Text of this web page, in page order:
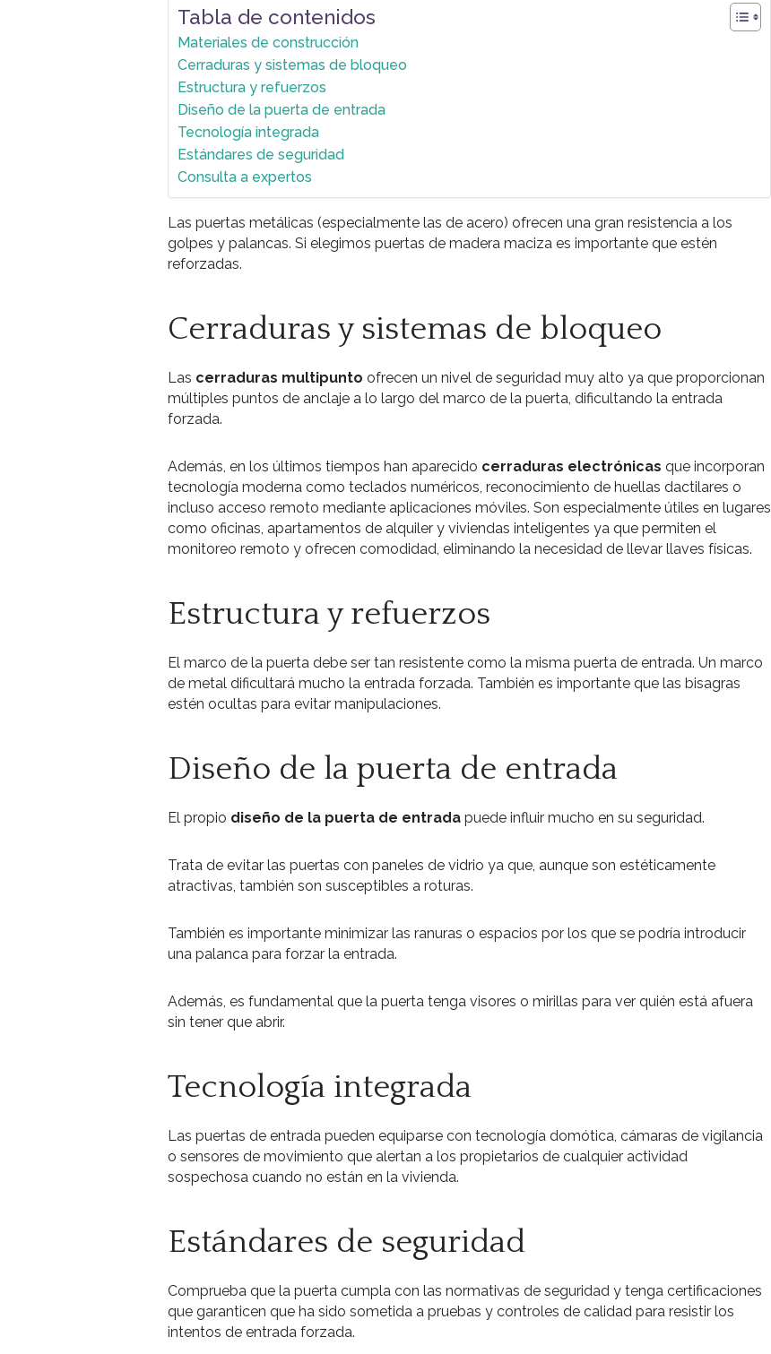
Tabla de contenidos
Materiales de construcción
Cerraduras y sistemas de bloqueo
Estructura y refuerzos
Diseño de la puerta de entrada
Tecnología integrada
Estándares de seguridad
Consulta a expertos
Las puertas metálicas (especialmente las de acero) ofrecen una gran resistencia a los
golpes y palancas. Si elegimos puertas de madera maciza es importante que estén
reforzadas.
Cerraduras y sistemas de bloqueo
Las cerraduras multipunto ofrecen un nivel de seguridad muy alto ya que proporcionan
múltiples puntos de anclaje a lo largo del marco de la puerta, dificultando la entrada
forzada.
Además, en los últimos tiempos han aparecido cerraduras electrónicas que incorporan
tecnología moderna como teclados numéricos, reconocimiento de huellas dactilares o
incluso acceso remoto mediante aplicaciones móviles. Son especialmente útiles en lugares
como oficinas, apartamentos de alquiler y viviendas inteligentes ya que permiten el
monitoreo remoto y ofrecen comodidad, eliminando la necesidad de llevar llaves físicas.
Estructura y refuerzos
El marco de la puerta debe ser tan resistente como la misma puerta de entrada. Un marco
de metal dificultará mucho la entrada forzada. También es importante que las bisagras
estén ocultas para evitar manipulaciones.
Diseño de la puerta de entrada
El propio diseño de la puerta de entrada puede influir mucho en su seguridad.
Trata de evitar las puertas con paneles de vidrio ya que, aunque son estéticamente
atractivas, también son susceptibles a roturas.
También es importante minimizar las ranuras o espacios por los que se podría introducir
una palanca para forzar la entrada.
Además, es fundamental que la puerta tenga visores o mirillas para ver quién está afuera
sin tener que abrir.
Tecnología integrada
Las puertas de entrada pueden equiparse con tecnología domótica, cámaras de vigilancia
o sensores de movimiento que alertan a los propietarios de cualquier actividad
sospechosa cuando no están en la vivienda.
Estándares de seguridad
Comprueba que la puerta cumpla con las normativas de seguridad y tenga certificaciones
que garanticen que ha sido sometida a pruebas y controles de calidad para resistir los
intentos de entrada forzada.